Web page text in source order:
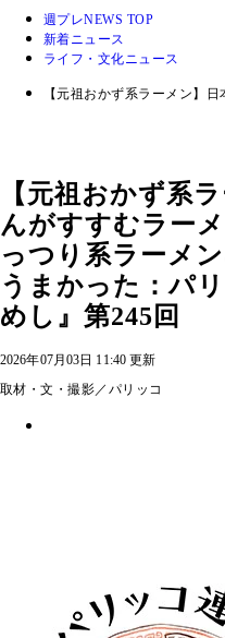
週プレNEWS TOP
新着ニュース
ライフ・文化ニュース
【元祖おかず系ラーメン】
【元祖おかず系
んがすすむラー
っつり系ラーメ
うまかった：パ
めし』第245回
2026年07月03日 11:40 更新
取材・文・撮影／パリッコ